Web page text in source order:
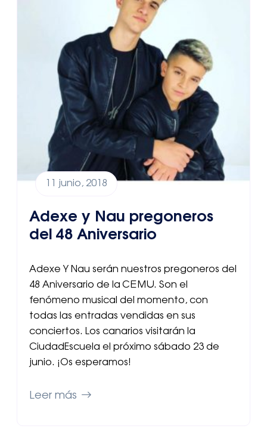
11 junio, 2018
Adexe y Nau pregoneros
del 48 Aniversario
Adexe Y Nau serán nuestros pregoneros del
48 Aniversario de la CEMU. Son el
fenómeno musical del momento, con
todas las entradas vendidas en sus
conciertos. Los canarios visitarán la
CiudadEscuela el próximo sábado 23 de
junio. ¡Os esperamos!
Leer más